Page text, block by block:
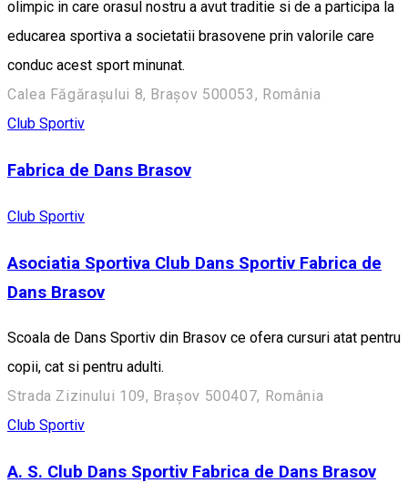
olimpic in care orasul nostru a avut traditie si de a participa la
educarea sportiva a societatii brasovene prin valorile care
conduc acest sport minunat.
Calea Făgărașului 8, Brașov 500053, România
Club Sportiv
Fabrica de Dans Brasov
Club Sportiv
Asociatia Sportiva Club Dans Sportiv Fabrica de
Dans Brasov
Scoala de Dans Sportiv din Brasov ce ofera cursuri atat pentru
copii, cat si pentru adulti.
Strada Zizinului 109, Brașov 500407, România
Club Sportiv
A. S. Club Dans Sportiv Fabrica de Dans Brasov